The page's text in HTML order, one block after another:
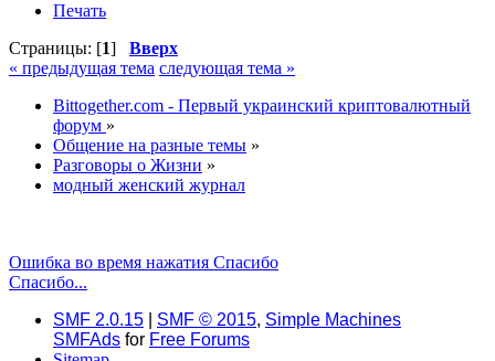
Печать
Страницы: [1] Вверх
« предыдущая тема следующая тема »
Bittogether.com - Первый украинский криптовалютный
форум »
Общение на разные темы »
Разговоры о Жизни »
модный женский журнал
Ошибка во время нажатия Спасибо
Спасибо...
SMF 2.0.15
SMF © 2015, Simple Machines
SMFAds for Free Forums